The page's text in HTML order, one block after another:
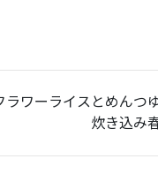
ラワーライスとめんつ
炊き込み